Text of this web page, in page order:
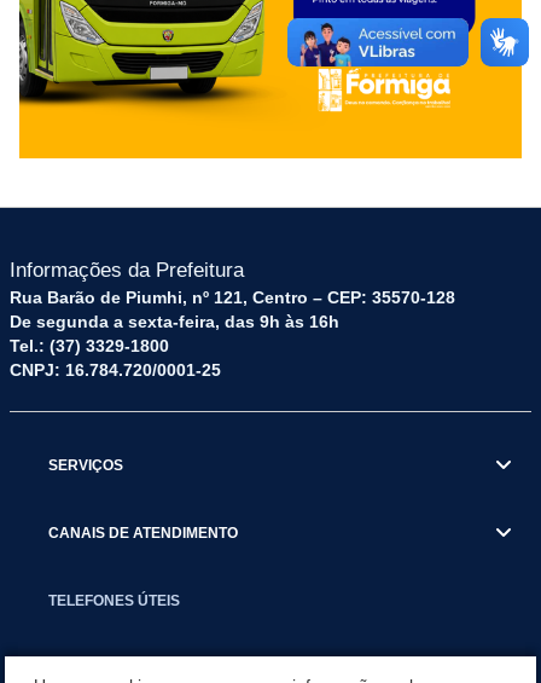
Informações da Prefeitura
Rua Barão de Piumhi, nº 121, Centro – CEP: 35570-128
De segunda a sexta-feira, das 9h às 16h
Tel.: (37) 3329-1800
CNPJ: 16.784.720/0001-25
SERVIÇOS
CANAIS DE ATENDIMENTO
TELEFONES ÚTEIS